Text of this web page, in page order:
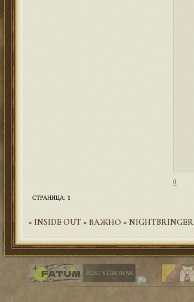
0
СТРАНИЦА: 1
» INSIDE OUT » ВАЖНО » NIGHTBRINGER